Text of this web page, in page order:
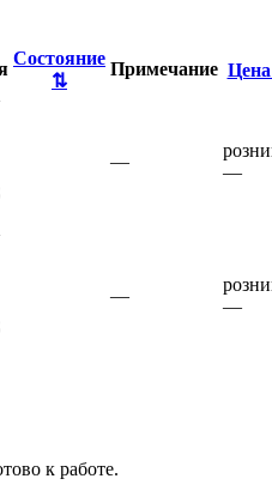
Состояние
⇅
Примечание
—
—
—
—
к работе.